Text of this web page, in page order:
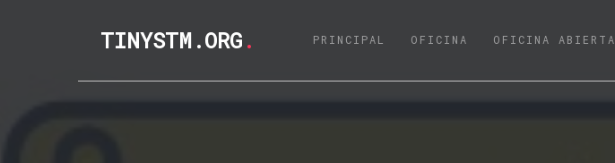
TINYSTM.ORG. PRINCIPAL (CURRENT)
OFICINA OFICINA ABIERTA